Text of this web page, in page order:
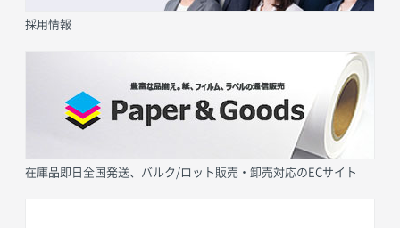
採用情報
在庫品即日全国発送、バルク/ロット販売・卸売対応のECサイト